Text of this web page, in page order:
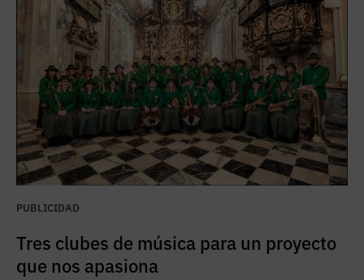
PUBLICIDAD
Tres clubes de música para un proyecto
que nos apasiona